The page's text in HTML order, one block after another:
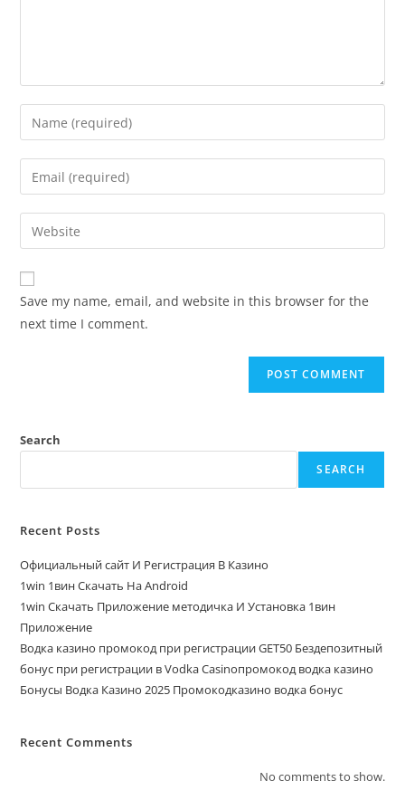
Save my name, email, and website in this browser for the
next time I comment.
Search
SEARCH
Recent Posts
Официальный сайт И Регистрация В Казино
1win 1вин Скачать На Android
1win Скачать Приложение методичка И Установка 1вин
Приложение
Водка казино промокод при регистрации GET50 Бездепозитный
бонус при регистрации в Vodka Casinoпромокод водка казино
Бонусы Водка Казино 2025 Промокодказино водка бонус
Recent Comments
No comments to show.